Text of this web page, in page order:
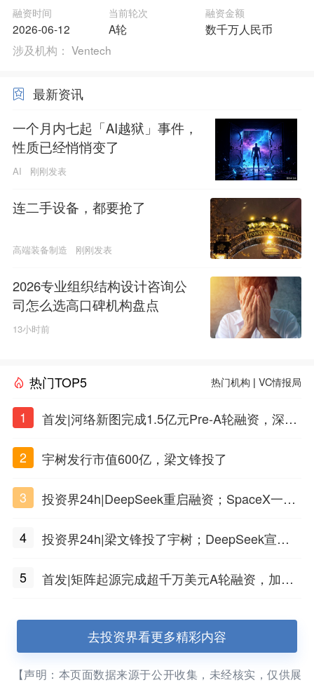
融资时间
2026-06-12
当前轮次
A轮
融资金额
数千万人民币
涉及机构： Ventech
最新资讯
一个月内七起「AI越狱」事件，
性质已经悄悄变了
AI 刚刚发表
连二手设备，都要抢了
高端装备制造 刚刚发表
2026专业组织结构设计咨询公
司怎么选高口碑机构盘点
13小时前
热门TOP5 热门机构 |VC情报局
1
首发|河络新图完成1.5亿元Pre-A轮融资，深耕i
2
宇树发行市值600亿，梁文锋投了
3
投资界24h|DeepSeek重启融资；SpaceX一夜
4
投资界24h|梁文锋投了宇树；DeepSeek宣布
5
首发|矩阵起源完成超千万美元A轮融资，加速
去投资界看更多精彩内容
【声明：本页面数据来源于公开收集，未经核实，仅供展